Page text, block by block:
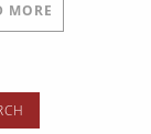
MORE